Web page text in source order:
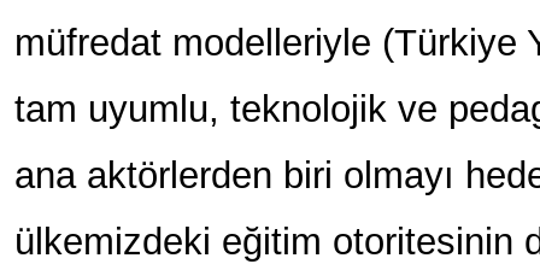
müfredat modelleriyle (Türkiye
tam uyumlu, teknolojik ve
ana aktörlerden biri olmayı
ülkemizdeki eğitim otoritesinin